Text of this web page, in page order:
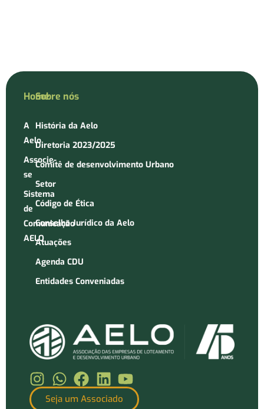
Home
A
Aelo
Associe-
se
Sistema
de
Comunicação
AELO
Sobre nós
História da Aelo
Diretoria 2023/2025
Comitê de desenvolvimento Urbano
Setor
Código de Ética
Conselho Jurídico da Aelo
Atuações
Agenda CDU
Entidades Conveniadas
Seja um Associado